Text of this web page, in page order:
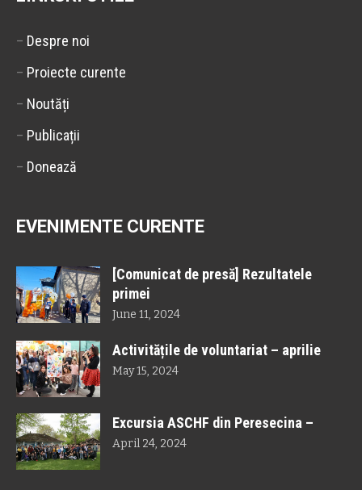
– Despre noi
– Proiecte curente
– Noutăți
– Publicații
– Donează
EVENIMENTE CURENTE
[Comunicat de presă] Rezultatele
primei
June 11, 2024
Activitățile de voluntariat – aprilie
May 15, 2024
Excursia ASCHF din Peresecina –
April 24, 2024